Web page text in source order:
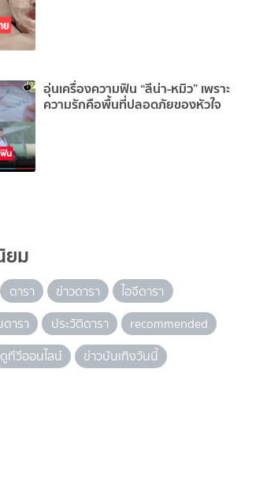
อุ่นเครื่องความฟิน “ลีน่า-หมิว” เพราะ
ความรักคือพื้นที่ปลอดภัยของหัวใจ
ม
ดารา ข่าวดารา
ไอจีดารา
ารา
ประวัติดารา
recommended
ดูทีวีออนไลน์ ข่าวบันเทิงวันนี้